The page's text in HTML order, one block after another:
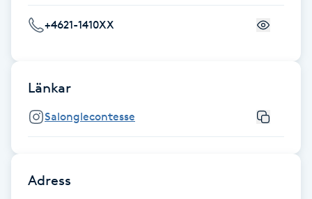
Friskvårdsmassage
Funktionsanalys
Färgning
Föning
+4621-1410XX
Länkar
Salonglecontesse
Adress